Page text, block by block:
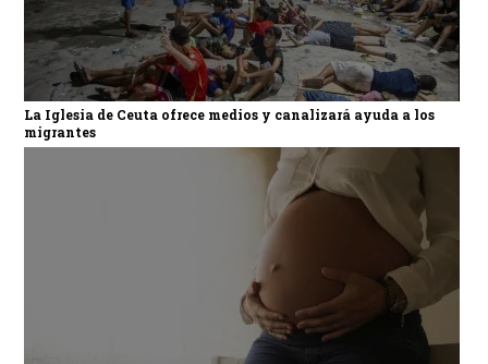
La Iglesia de Ceuta ofrece medios y canalizará ayuda a los
migrantes